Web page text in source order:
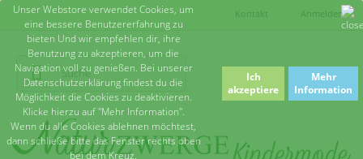
Anmelden
Kontakt
Unser Webstore verwendet Cookies, um
eine bessere Benutzererfahrung zu
bieten Und wir empfehlen dir, ihre
Benutzung zu akzeptieren, um die
Navigation voll zu genießen. Bei unserer
Datenschutzerklärung findest du die
Möglichkeit die Cookies zu deaktivieren.
Klicke hierzu auf "Mehr Information".
Wenn du alle Cookies ablehnen möchtest,
dann schließe bitte das Fenster rechts oben
bei dem Kreuz.
Ich
akzeptiere
Mehr
Information